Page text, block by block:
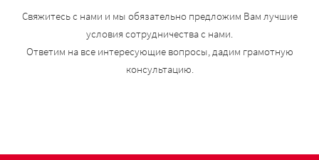
Свяжитесь с нами и мы обязательно предложим Вам лучшие
условия сотрудничества с нами.
Ответим на все интересующие вопросы, дадим грамотную
консультацию.